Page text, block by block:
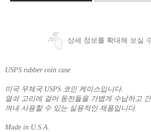
상세 정보를 확대해 보실
USPS rubber coin case
미국 우체국 USPS 코인 케이스입니다.
열쇠 고리에 걸어 동전들을 가볍게 수납하고
꺼내 사용할 수 있는 실용적인 제품입니다.
Made in U.S.A.